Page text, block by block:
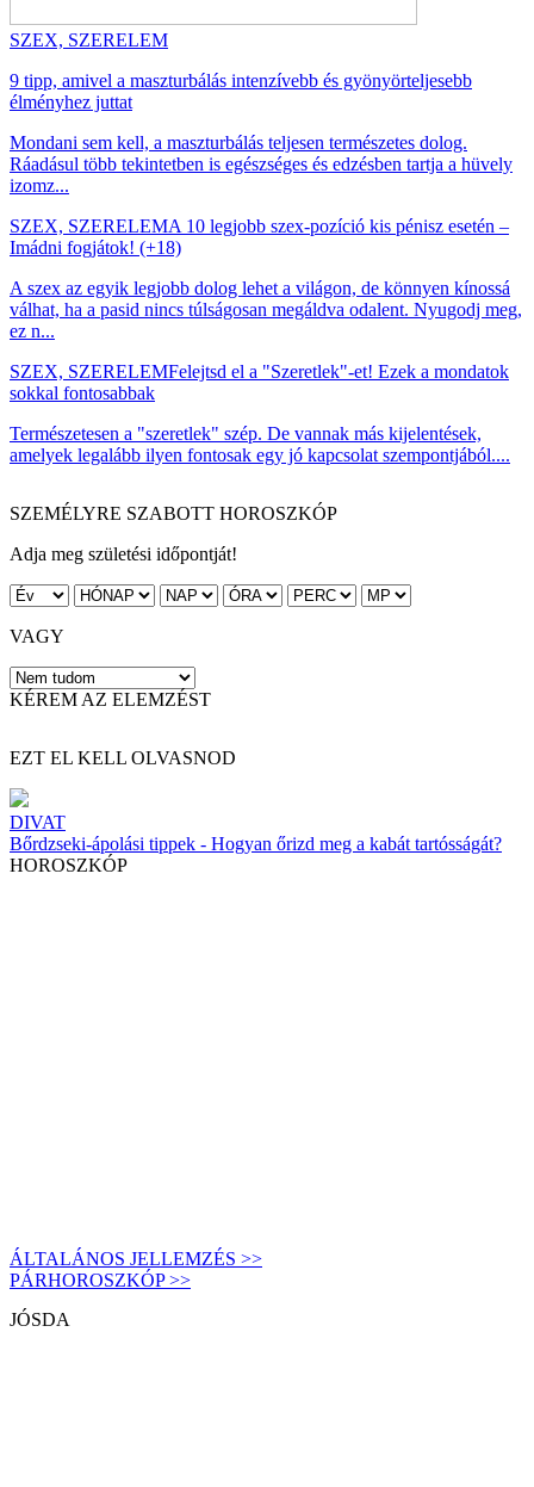
SZEX, SZERELEM
9 tipp, amivel a maszturbálás intenzívebb és gyönyörteljesebb
élményhez juttat
Mondani sem kell, a maszturbálás teljesen természetes dolog.
Ráadásul több tekintetben is egészséges és edzésben tartja a hüvely
izomz...
SZEX, SZERELEMA 10 legjobb szex-pozíció kis pénisz esetén –
Imádni fogjátok! (+18)
A szex az egyik legjobb dolog lehet a világon, de könnyen kínossá
válhat, ha a pasid nincs túlságosan megáldva odalent. Nyugodj meg,
ez n...
SZEX, SZERELEMFelejtsd el a "Szeretlek"-et! Ezek a mondatok
sokkal fontosabbak
Természetesen a "szeretlek" szép. De vannak más kijelentések,
amelyek legalább ilyen fontosak egy jó kapcsolat szempontjából....
SZEMÉLYRE SZABOTT HOROSZKÓP
Adja meg születési időpontját!
VAGY
KÉREM AZ ELEMZÉST
EZT EL KELL OLVASNOD
DIVAT
Bőrdzseki-ápolási tippek - Hogyan őrizd meg a kabát tartósságát?
HOROSZKÓP
ÁLTALÁNOS JELLEMZÉS >>
PÁRHOROSZKÓP >>
JÓSDA